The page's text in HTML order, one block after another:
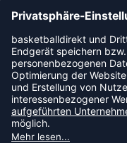
ABONNIERE JETZT
HANDBALLDIREKT-
NEUIGKEIT ODER